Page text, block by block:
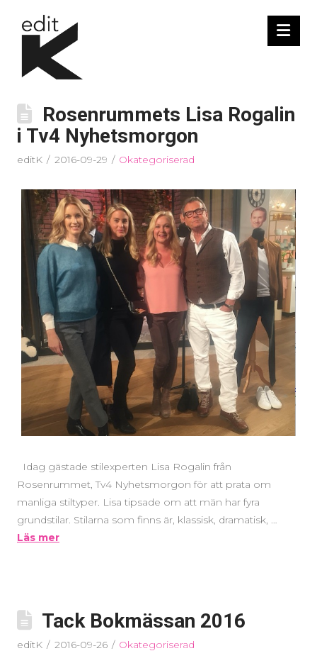
Rosenrummets Lisa Rogalin
i Tv4 Nyhetsmorgon
editK 2016-09-29 Okategoriserad
Idag gästade stilexperten Lisa Rogalin från
Rosenrummet, Tv4 Nyhetsmorgon för att prata om
manliga stiltyper. Lisa tipsade om att män har fyra
grundstilar. Stilarna som finns är, klassisk, dramatisk, …
Läs mer
Tack Bokmässan 2016
editK 2016-09-26 Okategoriserad